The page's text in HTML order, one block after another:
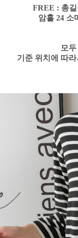
FREE : 총길
암홀 24 소
모
기준 위치에 따